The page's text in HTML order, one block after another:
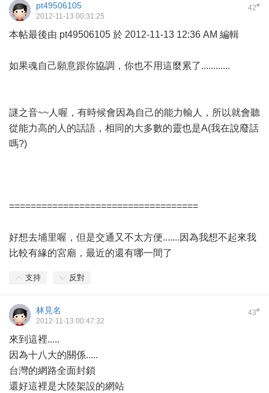
42#
pt49506105
2012-11-13 00:31:25
本帖最後由 pt49506105 於 2012-11-13 12:36 AM 編輯
如果魂自己願意跟你協調，你也不用這麼累了............
謎之音~~人喔，有時候會因為自己的能力輸人，所以就會聽
從能力高的人的話語，相同的大多數的靈也是A(我在說廢話
嗎?)
===================================
好想去埔里喔，但是交通又不太方便.......因為我想不起來我
比較有緣的宮廟，最近的還有哪一間了
支持 反對
43#
林見名
2012-11-13 00:47:32
來到這裡.....
因為十八大的關係.....
台灣的網路全面封鎖
還好這裡是大陸架設的網站